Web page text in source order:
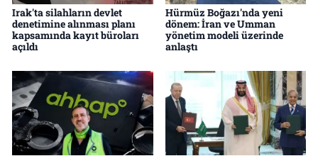
Irak'ta silahların devlet
denetimine alınması planı
kapsamında kayıt büroları
açıldı
Hürmüz Boğazı'nda yeni
dönem: İran ve Umman
yönetim modeli üzerinde
anlaştı